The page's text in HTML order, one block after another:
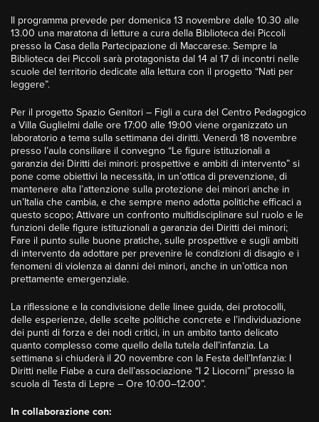
Il programma prevede per domenica 13 novembre dalle 10.30 alle
13.00 una maratona di letture a cura della Biblioteca dei Piccoli
presso la Casa della Partecipazione di Maccarese. Sempre la
Biblioteca dei Piccoli sarà protagonista dal 14 al 17 di incontri nelle
scuole del territorio dedicate alla lettura con il progetto “Nati per
leggere”.
Per il progetto Spazio Genitori – Figli a cura del Centro Pedagogico
a Villa Guglielmi dalle ore 17:00 alle 19:00 viene organizzato un
laboratorio a tema sulla settimana dei diritti. Venerdì 18 novembre
presso l’aula consiliare il convegno “Le figure istituzionali a
garanzia dei Diritti dei minori: prospettive e ambiti di intervento” si
pone come obiettivi la necessità, in un’ottica di prevenzione, di
mantenere alta l’attenzione sulla protezione dei minori anche in
un’Italia che cambia, e che sempre meno adotta politiche efficaci a
questo scopo; Attivare un confronto multidisciplinare sul ruolo e le
funzioni delle figure istituzionali a garanzia dei Diritti dei minori;
Fare il punto sulle buone pratiche, sulle prospettive e sugli ambiti
di intervento da adottare per prevenire le condizioni di disagio e i
fenomeni di violenza ai danni dei minori, anche in un’ottica non
prettamente emergenziale.
La riflessione e la condivisione delle linee guida, dei protocolli,
delle esperienze, delle scelte politiche concrete e l’individuazione
dei punti di forza e dei nodi critici, in un ambito tanto delicato
quanto complesso come quello della tutela dell’infanzia. La
settimana si chiuderà il 20 novembre con la Festa dell’Infanzia: I
Diritti nelle Fiabe a cura dell’associazione “I 2 Liocorni” presso la
scuola di Testa di Lepre – Ore 10:00–12:00”.
In collaborazione con: